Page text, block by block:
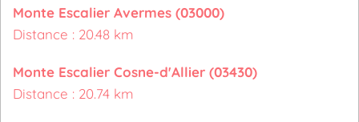
Monte Escalier Avermes (03000)
Distance : 20.48 km
Monte Escalier Cosne-d'Allier (03430)
Distance : 20.74 km